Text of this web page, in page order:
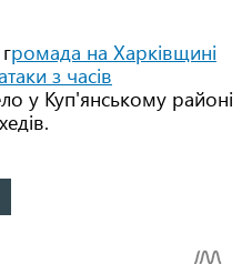
ромада на Харківщині
з часів
у Куп'янському районі